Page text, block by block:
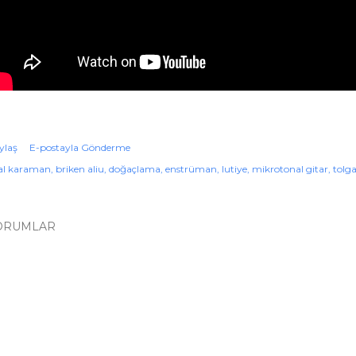
E-postayla Gönderme
karaman briken aliu doğaçlama enstrüman lutiye mikrotonal gitar